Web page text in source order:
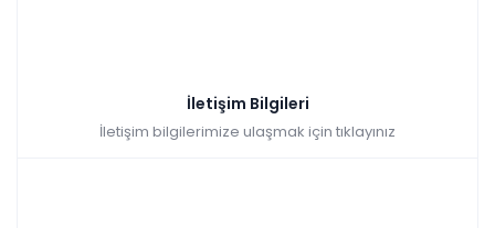
İletişim Bilgileri
İletişim bilgilerimize ulaşmak için tıklayınız